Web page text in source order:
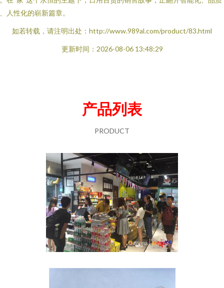
人性化的崭新篇章。
如若转载，请注明出处：http://www.989al.com/product/83.html
更新时间：2026-08-06 13:48:29
产品列表
PRODUCT